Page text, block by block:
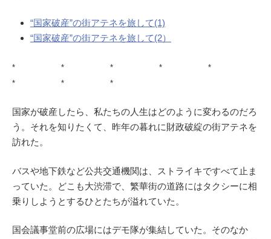
“国家破産”の街アテネを旅して(1)
“国家破産”の街アテネを旅して(2）
* * * * *
* * *
国家が破産したら、私たちの人生はどのように変わるのだろ
う。それを知りたくて、昨年の暮れに財政破綻の街アテネを
訪れた。
バスや地下鉄など公共交通機関は、ストライキですべて止ま
っていた。どこも大渋滞で、繁華街の道路にはタクシーに相
乗りしようとするひとたちが溢れていた。
国会議事堂前の広場にはデモ隊が集結していた。そのなか